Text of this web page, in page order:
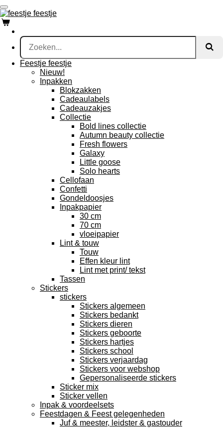
Ga
direct
naar
de
hoofdinhoud
Feestje feestje
Nieuw!
Inpakken
Blokzakken
Cadeaulabels
Cadeauzakjes
Collectie
Bold lines collectie
Autumn beauty collectie
Fresh flowers
Galaxy
Little goose
Solo hearts
Cellofaan
Confetti
Gondeldoosjes
Inpakpapier
30 cm
70 cm
vloeipapier
Lint & touw
Touw
Effen kleur lint
Lint met print/ tekst
Tassen
Stickers
stickers
Stickers algemeen
Stickers bedankt
Stickers dieren
Stickers geboorte
Stickers hartjes
Stickers school
Stickers verjaardag
Stickers voor webshop
Gepersonaliseerde stickers
Sticker mix
Sticker vellen
Inpak & voordeelsets
Feestdagen & Feest gelegenheden
Juf & meester, leidster & gastouder